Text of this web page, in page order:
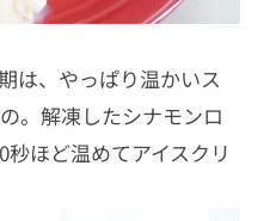
は、やっぱり温かいス
。解凍したシナモンロ
ほど温めてアイスクリ